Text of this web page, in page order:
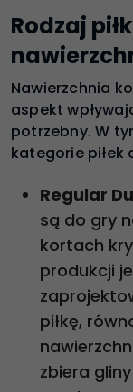
Rodzaj
Nawierzchnia
aspekt
potrzebny. W
kategorie piłek
Regular
są do gry
kortach
produkcji
piłkę,
zbiera